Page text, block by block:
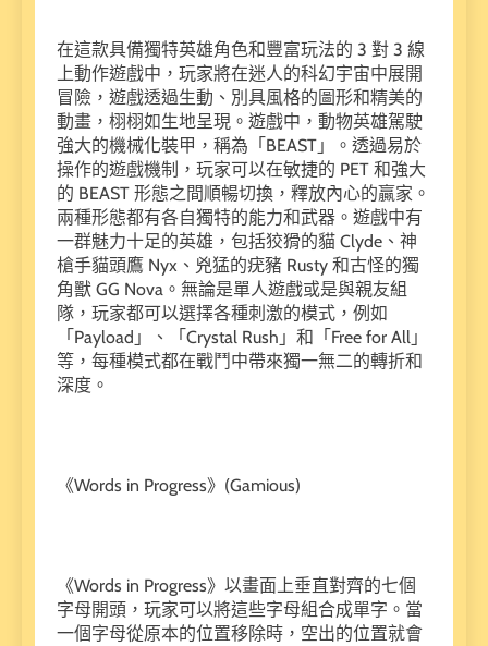
在這款具備獨特英雄角色和豐富玩法的 3 對 3 線
上動作遊戲中，玩家將在迷人的科幻宇宙中展開
冒險，遊戲透過生動、別具風格的圖形和精美的
動畫，栩栩如生地呈現。遊戲中，動物英雄駕駛
強大的機械化裝甲，稱為「BEAST」。透過易於
操作的遊戲機制，玩家可以在敏捷的 PET 和強大
的 BEAST 形態之間順暢切換，釋放內心的贏家。
兩種形態都有各自獨特的能力和武器。遊戲中有
一群魅力十足的英雄，包括狡猾的貓 Clyde、神
槍手貓頭鷹 Nyx、兇猛的疣豬 Rusty 和古怪的獨
角獸 GG Nova。無論是單人遊戲或是與親友組
隊，玩家都可以選擇各種刺激的模式，例如
「Payload」、「Crystal Rush」和「Free for All」
等，每種模式都在戰鬥中帶來獨一無二的轉折和
深度。
《Words in Progress》(Gamious)
《Words in Progress》以畫面上垂直對齊的七個
字母開頭，玩家可以將這些字母組合成單字。當
一個字母從原本的位置移除時，空出的位置就會